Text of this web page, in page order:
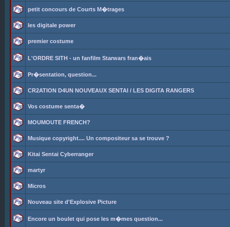
petit concours de Courts M�trages
les digitale power
premier costume
L'ORDRE SITH - un fanfilm Starwars fran�ais
Pr�sentation, question...
CR2ATION D4UN NOUVEAUX SENTAI / LES DIGITA RANGERS
Vos costume senta�
MOUMOUTE FRENCH?
Musique copyright.... Un compositeur sa se trouve ?
Kitai Sentai Cyberranger
martyr
Micros
Nouveau site d'Explosive Picture
Encore un boulet qui pose les m�mes question...